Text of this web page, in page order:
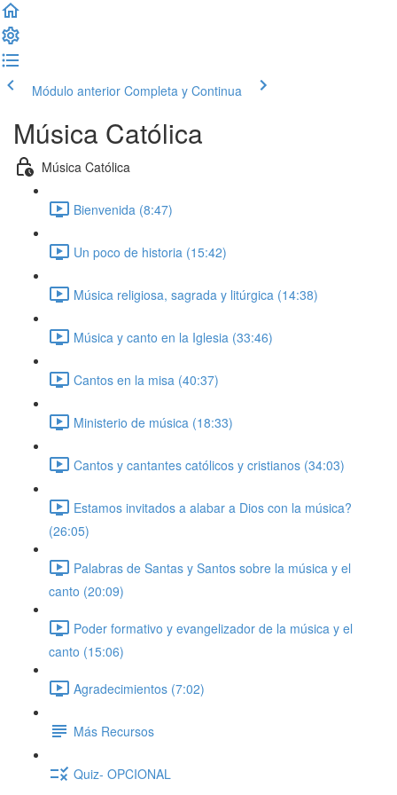
Módulo anterior Completa y Continua
Música Católica
Música Católica
Bienvenida (8:47)
Un poco de historia (15:42)
Música religiosa, sagrada y litúrgica (14:38)
Música y canto en la Iglesia (33:46)
Cantos en la misa (40:37)
Ministerio de música (18:33)
Cantos y cantantes católicos y cristianos (34:03)
Estamos invitados a alabar a Dios con la música?
(26:05)
Palabras de Santas y Santos sobre la música y el
canto (20:09)
Poder formativo y evangelizador de la música y el
canto (15:06)
Agradecimientos (7:02)
Más Recursos
Quiz- OPCIONAL